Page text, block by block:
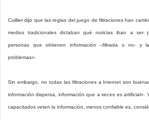
Cuillier dijo que las reglas del juego de filtraciones han
medios tradicionales dictaban qué noticias iban a ser
personas que obtienen información –filtrada o no- y
problemas».
Sin embargo, no todas las filtraciones a Internet son
información dispersa, información que a veces es artificial».
capacitados veten la información, menos confiable es,